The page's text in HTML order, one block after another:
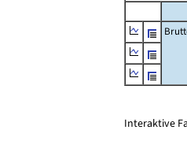
Interaktive